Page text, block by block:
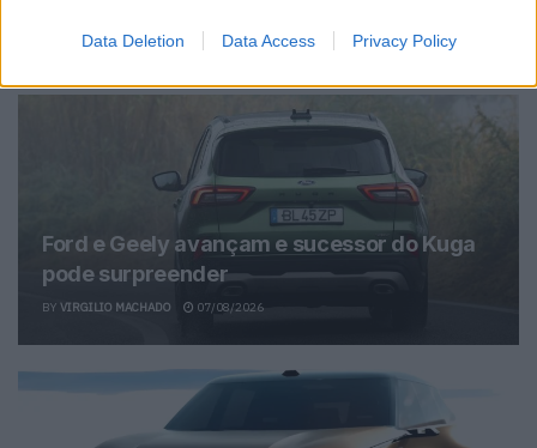
Data Deletion Data Access Privacy Policy
Related Posts
Ford e Geely avançam e sucessor do Kuga
pode surpreender
BY VIRGILIO MACHADO 07/08/2026